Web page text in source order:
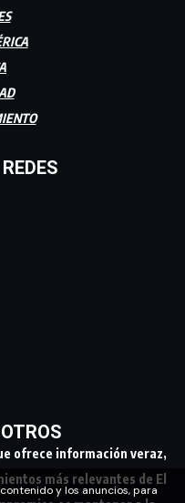
ofrece información veraz,
más relevantes de El
y los anuncios, para